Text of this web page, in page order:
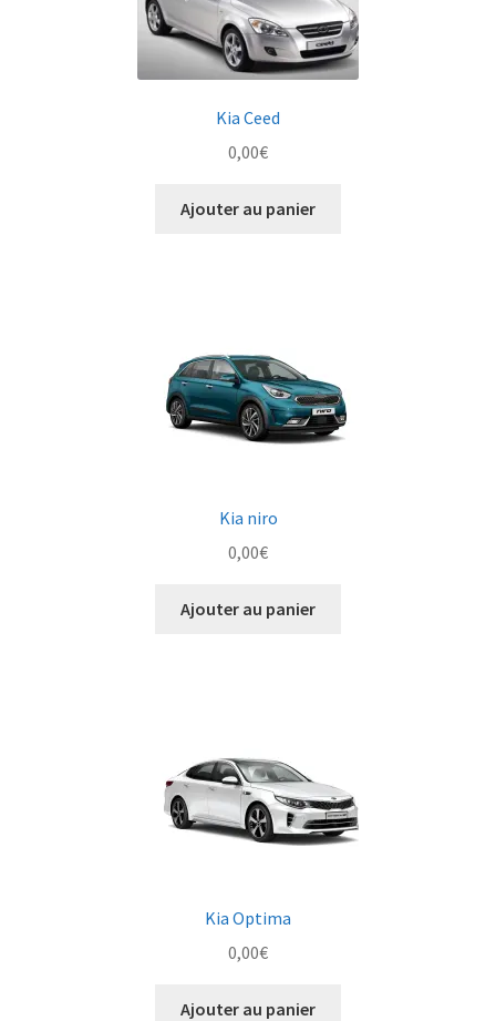
Kia Ceed
0,00€
Ajouter au panier
Kia niro
0,00€
Ajouter au panier
Kia Optima
0,00€
Ajouter au panier